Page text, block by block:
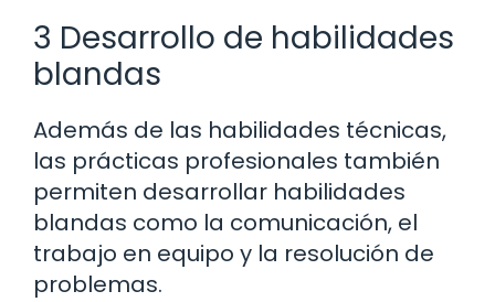
3 Desarrollo de habilidades
blandas
Además de las habilidades técnicas,
las prácticas profesionales también
permiten desarrollar habilidades
blandas como la comunicación, el
trabajo en equipo y la resolución de
problemas.